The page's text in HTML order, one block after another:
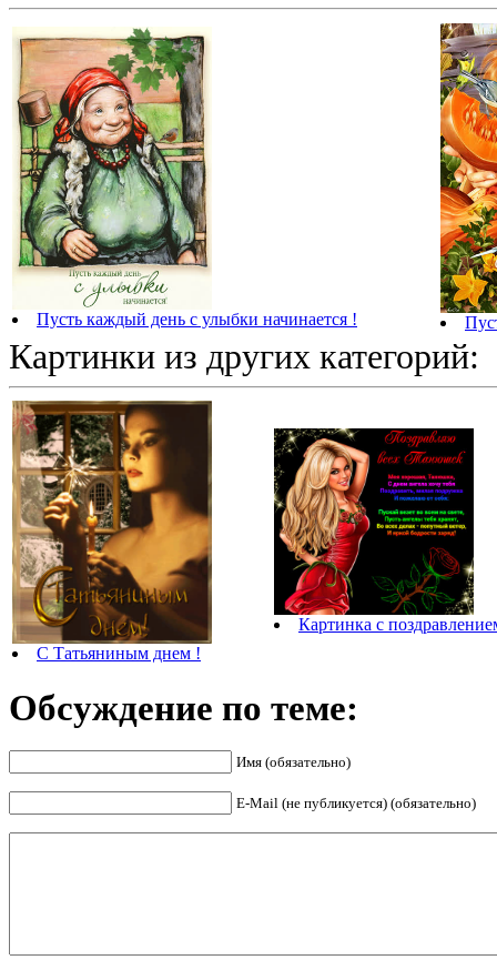
Пусть каждый день с улыбки начинается !
Картинки из других категорий:
С Татьяниным днем !
Картинка с
Обсуждение по теме:
Имя (обязательно)
E-Mail (не публикуется) (обязательно)